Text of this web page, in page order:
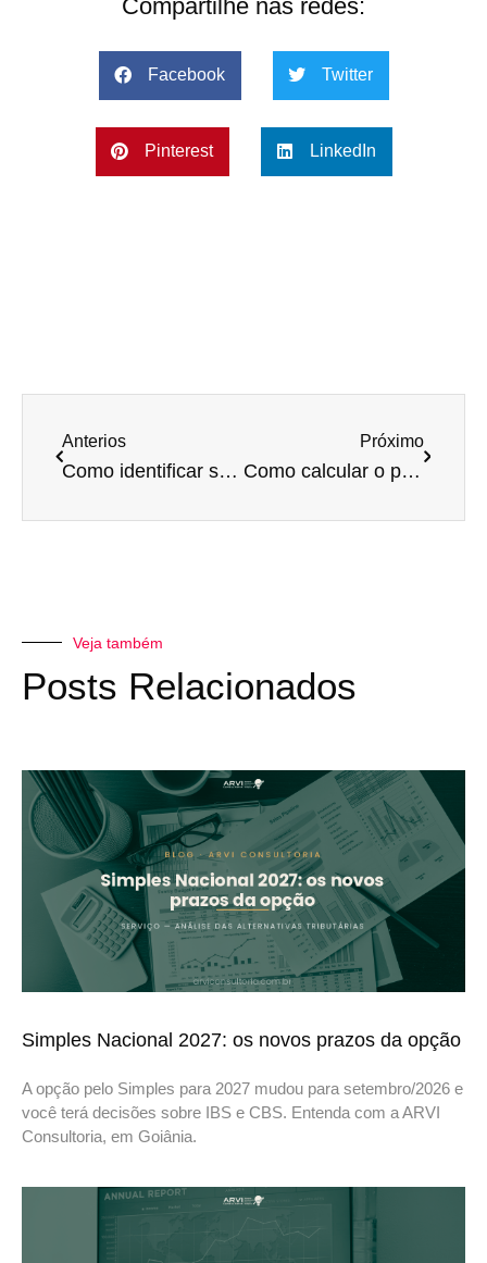
Compartilhe nas redes:
Facebook Twitter
Pinterest LinkedIn
Anterios
Como identificar se você obteve lucro ou prejuízo em sua clínica odontológica
Próximo
Como calcular o ponto de equilíbrio de forma simples e correta
Veja também
Posts Relacionados
Simples Nacional 2027: os novos prazos da opção
A opção pelo Simples para 2027 mudou para setembro/2026 e
você terá decisões sobre IBS e CBS. Entenda com a ARVI
Consultoria, em Goiânia.